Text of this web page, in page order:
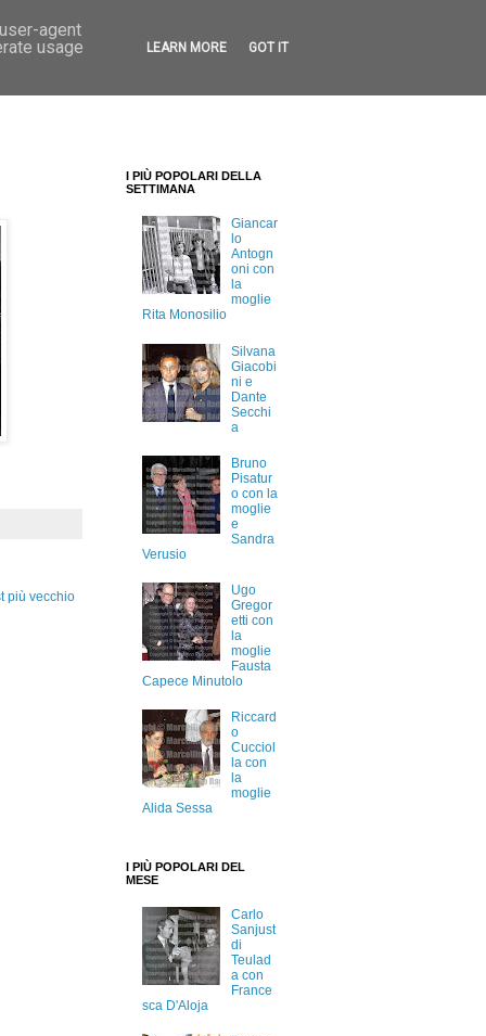
più vecchio
I PIÙ POPOLARI DELLA
SETTIMANA
Giancar
lo
Antogn
oni con
la
moglie
Rita Monosilio
Silvana
Giacobi
ni e
Dante
Secchi
a
Bruno
Pisatur
o con la
moglie
e
Sandra
Verusio
Ugo
Gregor
etti con
la
moglie
Fausta
Capece Minutolo
Riccard
o
Cucciol
la con
la
moglie
Alida Sessa
I PIÙ POPOLARI DEL
MESE
Carlo
Sanjust
di
Teulad
a con
France
sca D'Aloja
agent
usage
LEARN MORE GOT IT